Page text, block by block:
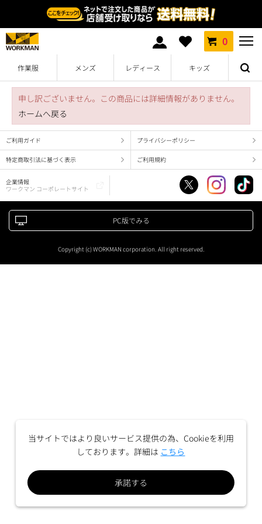
0
作業服 メンズ レディース キッズ
申し訳ございません。この商品には詳細情報がありません。
ホームへ戻る
ご利用ガイド プライバシーポリシー
特定商取引法に基づく表示 ご利用規約
企業情報
ワークマン コーポレートサイト
PC版でみる
Copyright (c) WORKMAN corporation. All right reserved.
当サイトではより良いサービス提供の為、Cookieを利用
しております。詳細は こちら
承諾する